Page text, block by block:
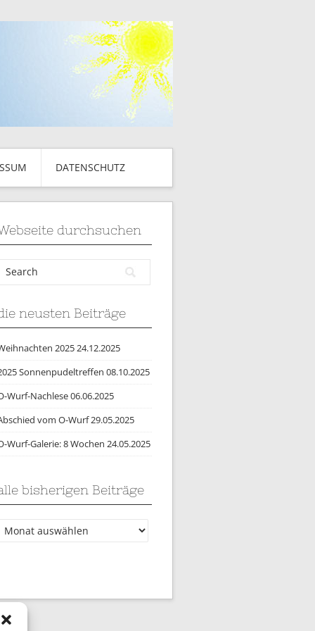
DATENSCHUTZ
durchsuchen
neusten Beiträge
202524.12.2025
Sonnenpudeltreffen 08.10.2025
Wurf-Nachlese06.06.2025
vom O-Wurf29.05.2025
Wurf-Galerie: 8 Wochen 24.05.2025
bisherigen Beiträge
alle